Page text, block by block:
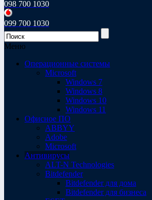
098 700 1030
099 700 1030
Меню
Операционные системы
Microsoft
Windows 7
Windows 8
Windows 10
Windows 11
Офисное ПО
ABBYY
Adobe
Microsoft
Антивирусы
ALT-N Technologies
Bitdefender
Bitdefender для дома
Bitdefender для бизнеса